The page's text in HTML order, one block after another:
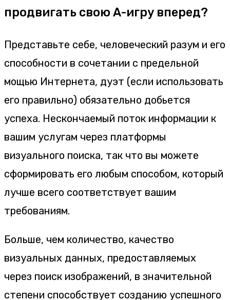
продвигать свою А-игру вперед?
Представьте себе, человеческий разум и его
способности в сочетании с предельной
мощью Интернета, дуэт (если использовать
его правильно) обязательно добьется
успеха. Нескончаемый поток информации к
вашим услугам через платформы
визуального поиска, так что вы можете
сформировать его любым способом, который
лучше всего соответствует вашим
требованиям.
Больше, чем количество, качество
визуальных данных, предоставляемых
через поиск изображений, в значительной
степени способствует созданию успешного